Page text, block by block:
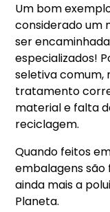
Um bom
considerado um
ser
especializados!
seletiva comum,
tratamento
material e falta
reciclagem.
Quando feitos
embalagens
ainda mais a
Planeta.